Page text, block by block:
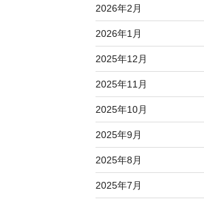
2026年2月
2026年1月
2025年12月
2025年11月
2025年10月
2025年9月
2025年8月
2025年7月